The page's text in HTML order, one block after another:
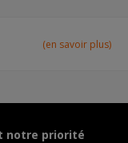
(en savoir plus)
notre priorité